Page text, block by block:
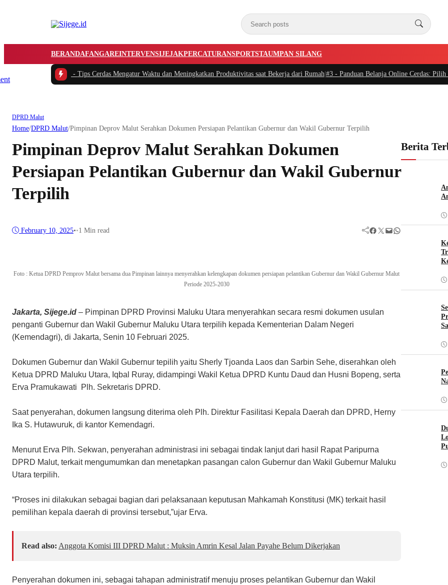
BERANDAFANGAREINTERVENSIJEJAKPERCATURANSPORTSTAUMPAN SILANG
Tips Cerdas Mengatur Waktu dan Meningkatkan Produktivitas saat Bekerja dari Rumah|#3 -Panduan Belanja Online Cerdas: Pilih Produk
DPRD Malut
Home/DPRD Malut/Pimpinan Deprov Malut Serahkan Dokumen Persiapan Pelantikan Gubernur dan Wakil Gubernur Terpilih
Pimpinan Deprov Malut Serahkan Dokumen
Persiapan Pelantikan Gubernur dan Wakil Gubernur
Terpilih
February 10, 2025••1 Min read Facebook Twitter Mail WhatsApp
Foto : Ketua DPRD Pemprov Malut bersama dua Pimpinan lainnya menyerahkan kelengkapan dokumen persiapan pelantikan Gubernur dan Wakil Gubernur Malut
Periode 2025-2030
Jakarta, Sijege.id – Pimpinan DPRD Provinsi Maluku Utara menyerahkan secara resmi dokumen usulan
penganti Gubernur dan Wakil Gubernur Maluku Utara terpilih kepada Kementerian Dalam Negeri
(Kemendagri), di Jakarta, Senin 10 Februari 2025.
Dokumen Gubernur dan Wakil Gubernur tepilih yaitu Sherly Tjoanda Laos dan Sarbin Sehe, diserahkan oleh
Ketua DPRD Maluku Utara, Iqbal Ruray, didampingi Wakil Ketua DPRD Kuntu Daud dan Husni Bopeng, serta
Erva Pramukawati Plh. Sekretaris DPRD.
Saat penyerahan, dokumen langsung diterima oleh Plh. Direktur Fasilitasi Kepala Daerah dan DPRD, Herny
Ika S. Hutawuruk, di kantor Kemendagri.
Menurut Erva Plh. Sekwan, penyerahan administrasi ini sebagai tindak lanjut dari hasil Rapat Paripurna
DPRD Malut, terkait mengumumkan dan menetapkan pasangan calon Gubernur dan Wakil Gubernur Maluku
Utara terpilih.
“Proses ini dilakukan sebagai bagian dari pelaksanaan keputusan Mahkamah Konstitusi (MK) terkait hasil
pemilihan kepala daerah di provinsi tersebut,”ujar Erva.
Read also: Anggota Komisi III DPRD Malut : Muksin Amrin Kesal Jalan Payahe Belum Dikerjakan
Penyerahan dokumen ini, sebagai tahapan administratif menuju proses pelantikan Gubernur dan Wakil
Berita